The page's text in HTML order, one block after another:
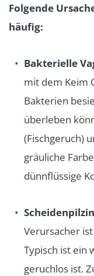
Folgende
häufig:
Bakterielle
mit dem Keim
Bakterien
überleben
(Fischgeruch)
gräuliche
dünnflüssige
Verursacher
Typisch ist ein
geruchlos ist.